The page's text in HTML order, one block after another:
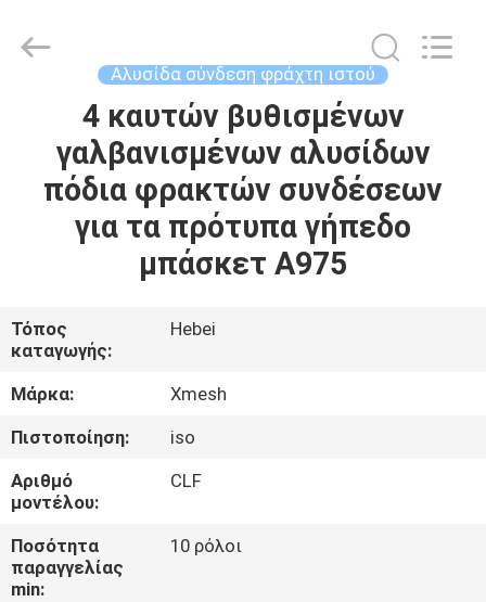
ΠΡΟΪΌΝΤΑ
ΠΕΡΊΠΟΥ
ΓΎΡΟΣ
ΕΡΓΟΣΤΑΣΊΩΝ
ΠΟΙΟΤΙΚΌΣ
ΈΛΕΓΧΟΣ
ΜΑΣ
MFG
Αλυσίδα σύνδεση φράχτη ιστού
4 καυτών βυθισμένων
γαλβανισμένων αλυσίδων
πόδια φρακτών συνδέσεων
για τα πρότυπα γήπεδο
μπάσκετ A975
Τόπος
καταγωγής:
Hebei
Μάρκα:
Xmesh
Πιστοποίηση:
iso
Αριθμό
μοντέλου:
CLF
Ποσότητα
παραγγελίας
min:
10 ρόλοι